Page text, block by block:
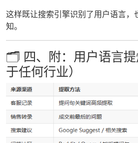
这样既让搜索引擎识别了用户语言，
知。
🗂️ 四、附：用户语言提
于任何行业）